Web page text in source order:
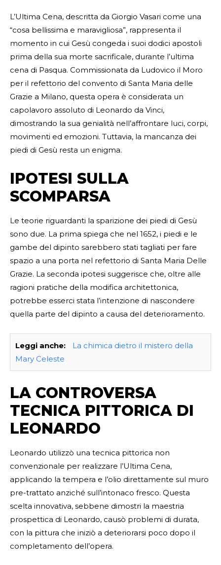
L’Ultima Cena, descritta da Giorgio Vasari come una
“cosa bellissima e maravigliosa”, rappresenta il
momento in cui Gesù congeda i suoi dodici apostoli
prima della sua morte sacrificale, durante l’ultima
cena di Pasqua. Commissionata da Ludovico il Moro
per il refettorio del convento di Santa Maria delle
Grazie a Milano, questa opera è considerata un
capolavoro assoluto di Leonardo da Vinci,
dimostrando la sua genialità nell’affrontare luci, corpi,
movimenti ed emozioni. Tuttavia, la mancanza dei
piedi di Gesù resta un enigma.
IPOTESI SULLA
SCOMPARSA
Le teorie riguardanti la sparizione dei piedi di Gesù
sono due. La prima spiega che nel 1652, i piedi e le
gambe del dipinto sarebbero stati tagliati per fare
spazio a una porta nel refettorio di Santa Maria Delle
Grazie. La seconda ipotesi suggerisce che, oltre alle
ragioni pratiche della modifica architettonica,
potrebbe esserci stata l’intenzione di nascondere
quella parte del dipinto a causa del deterioramento.
Leggi anche:
La chimica dietro il mistero della
Mary Celeste
LA CONTROVERSA
TECNICA PITTORICA DI
LEONARDO
Leonardo utilizzò una tecnica pittorica non
convenzionale per realizzare l’Ultima Cena,
applicando la tempera e l’olio direttamente sul muro
pre-trattato anziché sull’intonaco fresco. Questa
scelta innovativa, sebbene dimostri la maestria
prospettica di Leonardo, causò problemi di durata,
con la pittura che iniziò a deteriorarsi poco dopo il
completamento dell’opera.